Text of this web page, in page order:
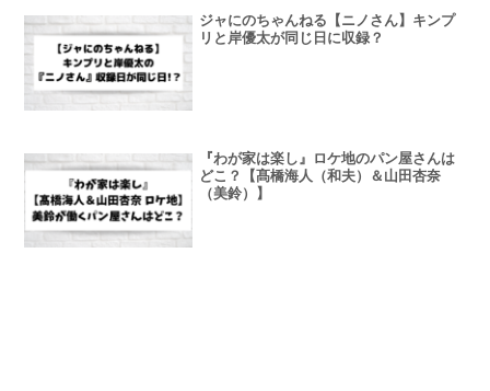
ジャにのちゃんねる【ニノさん】キンプ
リと岸優太が同じ日に収録？
『わが家は楽し』ロケ地のパン屋さんは
どこ？【髙橋海人（和夫）＆山田杏奈
（美鈴）】